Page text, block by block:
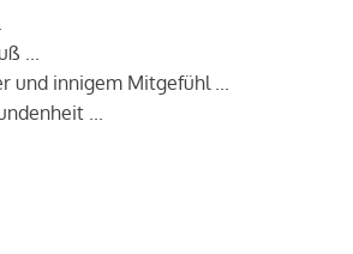
...
und innigem Mitgefühl ...
...